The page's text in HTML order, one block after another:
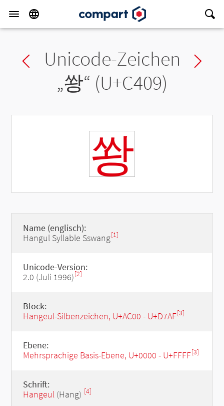
Previous char
Unicode-Zeichen
„쐉“ (U+C409)
쐉
Name (englisch):
Hangul Syllable Sswang[1]
Unicode-Version:
2.0 (Juli 1996)[2]
Block:
Hangeul-Silbenzeichen, U+AC00 - U+D7AF[3]
Ebene:
Mehrsprachige Basis-Ebene, U+0000 - U+FFFF[3]
Schrift:
Hangeul(Hang) [4]